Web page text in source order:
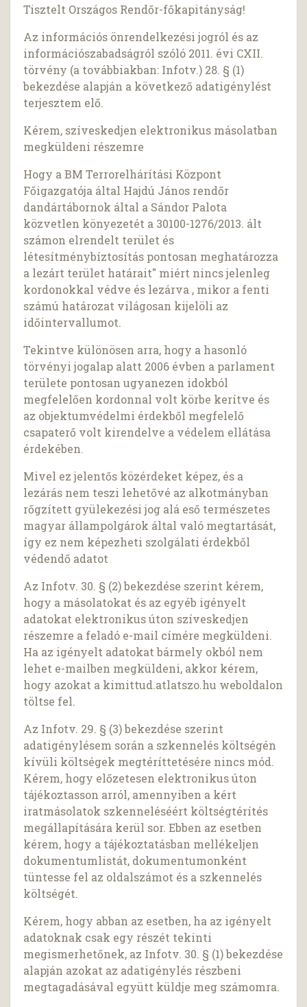
Tisztelt Országos Rendőr-főkapitányság!
Az információs önrendelkezési jogról és az
információszabadságról szóló 2011. évi CXII.
törvény (a továbbiakban: Infotv.) 28. § (1)
bekezdése alapján a következő adatigénylést
terjesztem elő.
Kérem, szíveskedjen elektronikus másolatban
megküldeni részemre
Hogy a BM Terrorelhárítási Központ
Főigazgatója által Hajdú János rendőr
dandártábornok által a Sándor Palota
közvetlen könyezetét a 30100-1276/2013. ált
számon elrendelt terület és
létesítménybíztosítás pontosan meghatározza
a lezárt terület határait" miért nincs jelenleg
kordonokkal védve és lezárva , mikor a fenti
számú határozat világosan kijelöli az
időintervallumot.
Tekintve különösen arra, hogy a hasonló
törvényi jogalap alatt 2006 évben a parlament
területe pontosan ugyanezen idokból
megfelelően kordonnal volt körbe kerítve és
az objektumvédelmi érdekből megfelelő
csapaterő volt kirendelve a védelem ellátása
érdekében.
Mivel ez jelentős közérdeket képez, és a
lezárás nem teszi lehetővé az alkotmányban
rőgzített gyülekezési jog alá eső természetes
magyar állampolgárok által való megtartását,
így ez nem képezheti szolgálati érdekből
védendő adatot
Az Infotv. 30. § (2) bekezdése szerint kérem,
hogy a másolatokat és az egyéb igényelt
adatokat elektronikus úton szíveskedjen
részemre a feladó e-mail címére megküldeni.
Ha az igényelt adatokat bármely okból nem
lehet e-mailben megküldeni, akkor kérem,
hogy azokat a kimittud.atlatszo.hu weboldalon
töltse fel.
Az Infotv. 29. § (3) bekezdése szerint
adatigénylésem során a szkennelés költségén
kívüli költségek megtéríttetésére nincs mód.
Kérem, hogy előzetesen elektronikus úton
tájékoztasson arról, amennyiben a kért
iratmásolatok szkenneléséért költségtérítés
megállapítására kerül sor. Ebben az esetben
kérem, hogy a tájékoztatásban mellékeljen
dokumentumlistát, dokumentumonként
tüntesse fel az oldalszámot és a szkennelés
költségét.
Kérem, hogy abban az esetben, ha az igényelt
adatoknak csak egy részét tekinti
megismerhetőnek, az Infotv. 30. § (1) bekezdése
alapján azokat az adatigénylés részbeni
megtagadásával együtt küldje meg számomra.